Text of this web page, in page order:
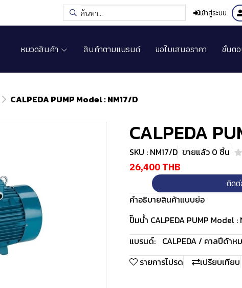
เข้าสู่ระบบ
หมวดสินค้า สินค้าตามแบรนด์ ขอใบเสนอราคา ขั้นต
CALPEDA PUMP Model : NM17/D
CALPEDA
SKU : NM17/D ขายแล้ว 0 ชิ้น
26,400 THB
ติดต่
คำอธิบายสินค้าแบบย่อ
ปั๊มน้ำ CALPEDA PUMP Model :
แบรนด์: CALPEDA / คาลปีด้าห
รายการโปรด
เปรียบเทียบ